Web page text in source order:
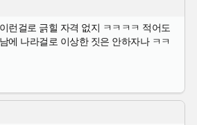
런걸로 긁힐 자격 없지 ㅋㅋㅋㅋ 적어도
에 나라걸로 이상한 짓은 안하자나 ㅋㅋ